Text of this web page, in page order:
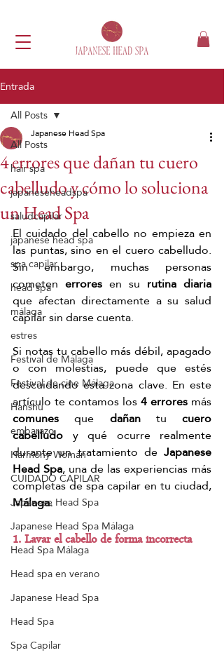
Entrada
All Posts
hair spa
japaneseheadspa
saludcapilar
japanese head spa
spa capilar
head spa
málaga
estres
Festival de Málaga
Festival de cine Málaga
Hanshu
embarazo
Harmony Woman
CUIDADO CAPILAR
Japanese Head Spa
Japanese Head Spa Málaga
Head Spa Málaga
Head spa en verano
Japanese Head Spa
Head Spa
Spa Capilar
All Posts
4 errores que dañan tu cuero
cabelludo y cómo lo soluciona
un Head Spa
Japanese Head Spa
El cuidado del cabello no empieza en
las puntas, sino en el cuero cabelludo.
Sin embargo, muchas personas
cometen errores en su rutina diaria
que afectan directamente a su salud
capilar sin darse cuenta.
Si notas tu cabello más débil, apagado
o con molestias, puede que estés
descuidando esta zona clave. En este
artículo te contamos los 4 errores
comunes que dañan tu cuero
cabelludo y qué ocurre realmente
durante un tratamiento de Japanese
Head Spa, una de las experiencias más
Málaga.
1. Lavar el cabello de forma incorrecta